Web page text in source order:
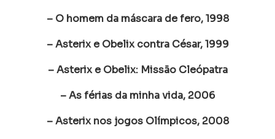
– O homem da máscara de fero, 1998
– Asterix e Obelix contra César, 1999
– Asterix e Obelix: Missão Cleópatra
– As férias da minha vida, 2006
– Asterix nos jogos Olímpicos, 2008